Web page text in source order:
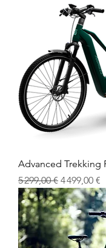
Advanced Trekking
Prix original
5 299,00 € Prix
4 499,00 €